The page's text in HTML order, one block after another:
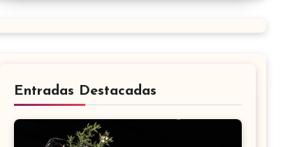
Entradas Destacadas